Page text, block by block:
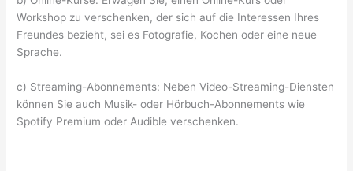
Workshop zu verschenken, der sich auf die Interessen Ihres
Freundes bezieht, sei es Fotografie, Kochen oder eine neue
Sprache.
c) Streaming-Abonnements: Neben Video-Streaming-Diensten
können Sie auch Musik- oder Hörbuch-Abonnements wie
Spotify Premium oder Audible verschenken.